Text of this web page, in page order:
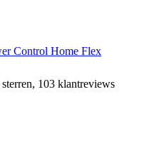
Control Home Flex
103 klantreviews